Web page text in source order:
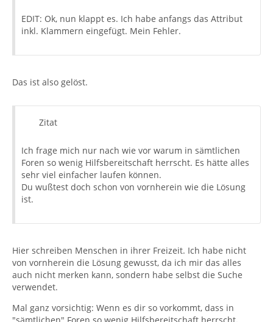
EDIT: Ok, nun klappt es. Ich habe anfangs das Attribut
inkl. Klammern eingefügt. Mein Fehler.
Das ist also gelöst.
Zitat
Ich frage mich nur nach wie vor warum in sämtlichen
Foren so wenig Hilfsbereitschaft herrscht. Es hätte alles
sehr viel einfacher laufen können.
Du wußtest doch schon von vornherein wie die Lösung
ist.
Hier schreiben Menschen in ihrer Freizeit. Ich habe nicht
von vornherein die Lösung gewusst, da ich mir das alles
auch nicht merken kann, sondern habe selbst die Suche
verwendet.
Mal ganz vorsichtig: Wenn es dir so vorkommt, dass in